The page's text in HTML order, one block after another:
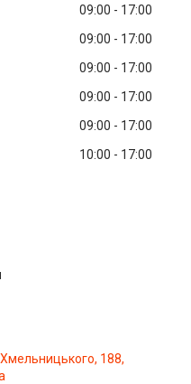
09:00
17:00
09:00
17:00
09:00
17:00
09:00
17:00
09:00
17:00
10:00 17:00
188,